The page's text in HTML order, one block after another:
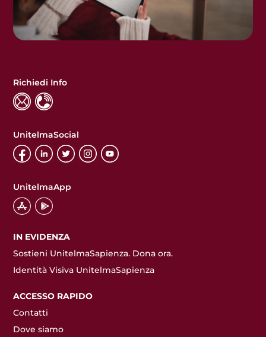
Richiedi Info
UnitelmaSocial
UnitelmaApp
IN EVIDENZA
Sostieni UnitelmaSapienza. Dona ora.
Identità Visiva UnitelmaSapienza
ACCESSO RAPIDO
Contatti
Dove siamo